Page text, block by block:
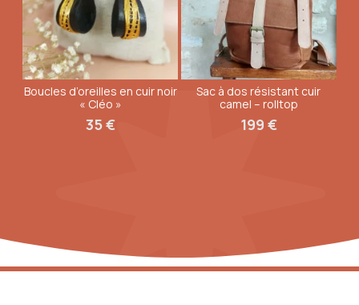
Boucles d’oreilles en cuir noir
« Cléo »
35€
Sac à dos résistant cuir
camel – rolltop
199 €